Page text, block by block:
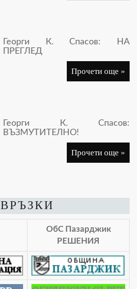
Георги К. Спасов: НА
ПРЕГЛЕД
Прочети още »
Георги К. Спасов:
ВЪЗМУТИТЕЛНО!
Прочети още »
ВРЪЗКИ
ОбС Пазарджик
РЕШЕНИЯ